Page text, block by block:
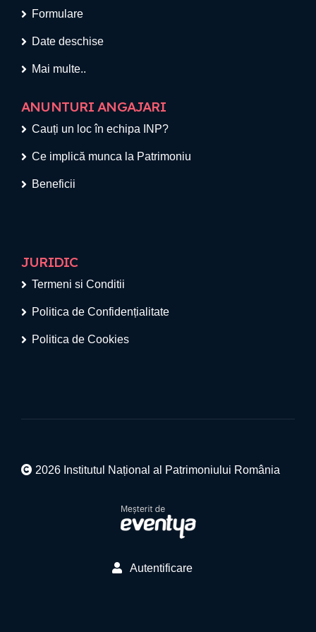
Formulare
Date deschise
Mai multe..
ANUNTURI ANGAJARI
Cauți un loc în echipa INP?
Ce implică munca la Patrimoniu
Beneficii
JURIDIC
Termeni si Conditii
Politica de Confidențialitate
Politica de Cookies
2026 Institutul Național al Patrimoniului România
Autentificare